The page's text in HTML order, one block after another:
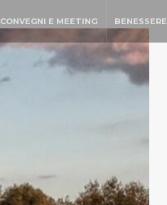
CONVEGNI E MEETING BENESSERE